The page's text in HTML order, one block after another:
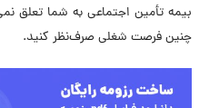
بیمه تأمین اجتماعی به شما تعلق
چنین فرصت شغلی صرف‌نظر کنید.